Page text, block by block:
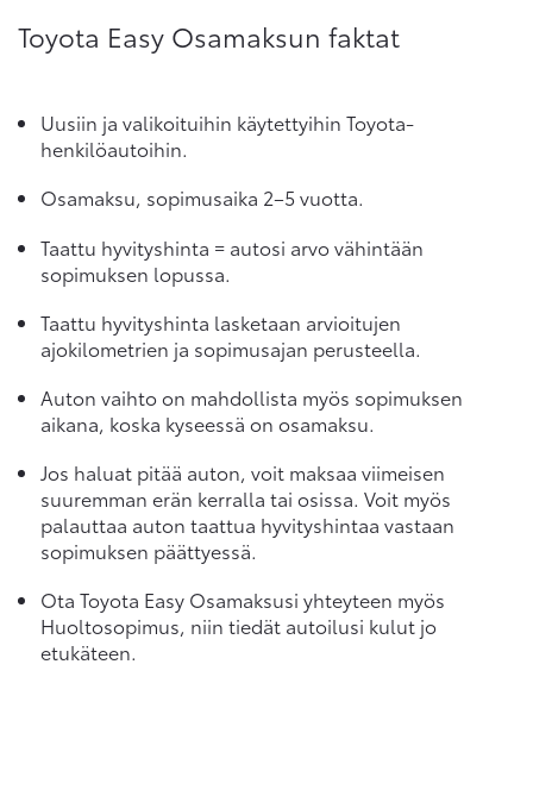
Toyota Easy Osamaksun faktat
Uusiin ja valikoituihin käytettyihin Toyota-
henkilöautoihin.
Osamaksu, sopimusaika 2–5 vuotta.
Taattu hyvityshinta = autosi arvo vähintään
sopimuksen lopussa.
Taattu hyvityshinta lasketaan arvioitujen
ajokilometrien ja sopimusajan perusteella.
Auton vaihto on mahdollista myös sopimuksen
aikana, koska kyseessä on osamaksu.
Jos haluat pitää auton, voit maksaa viimeisen
suuremman erän kerralla tai osissa. Voit myös
palauttaa auton taattua hyvityshintaa vastaan
sopimuksen päättyessä.
Ota Toyota Easy Osamaksusi yhteyteen myös
Huoltosopimus, niin tiedät autoilusi kulut jo
etukäteen.